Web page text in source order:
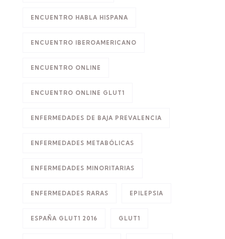
ENCUENTRO HABLA HISPANA
ENCUENTRO IBEROAMERICANO
ENCUENTRO ONLINE
ENCUENTRO ONLINE GLUT1
ENFERMEDADES DE BAJA PREVALENCIA
ENFERMEDADES METABÓLICAS
ENFERMEDADES MINORITARIAS
ENFERMEDADES RARAS EPILEPSIA
ESPAÑA GLUT1 2016 GLUT1